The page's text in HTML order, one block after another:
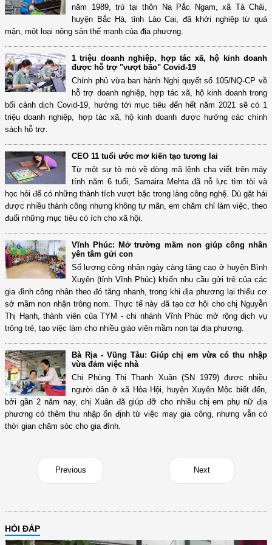
năm 1989, trú tại thôn Na Pắc Ngam, xã Tà Chải,
huyện Bắc Hà, tỉnh Lào Cai, đã khởi nghiệp từ quả
mận, một loại nông sản thế mạnh của địa phương.
1 triệu doanh nghiệp, hợp tác xã, hộ kinh doanh
được hỗ trợ "vượt bão" Covid-19
Chính phủ vừa ban hành Nghị quyết số 105/NQ-CP về
hỗ trợ doanh nghiệp, hợp tác xã, hộ kinh doanh trong
bối cảnh dịch Covid-19, hướng tới mục tiêu đến hết năm 2021 sẽ có 1
triệu doanh nghiệp, hợp tác xã, hộ kinh doanh được hưởng các chính
sách hỗ trợ.
CEO 11 tuổi ước mơ kiến tạo tương lai
Từ một sự tò mò về dòng mã lệnh cha viết trên máy
tính năm 6 tuổi, Samaira Mehta đã nỗ lực tìm tòi và
học hỏi để có những thành tích vượt bậc trong làng công nghệ. Dù gặt hái
được nhiều thành công nhưng không tự mãn, em chăm chỉ làm việc, theo
đuổi những mục tiêu có ích cho xã hội.
Vĩnh Phúc: Mở trường mầm non giúp công nhân
yên tâm gửi con
Số lượng công nhân ngày càng tăng cao ở huyện Bình
Xuyên (tỉnh Vĩnh Phúc) khiến nhu cầu gửi trẻ của các
gia đình công nhân theo đó tăng nhanh, trong khi địa phương lại thiếu cơ
sở mầm non nhận trông nom. Thực tế này đã tạo cơ hội cho chị Nguyễn
Thị Hạnh, thành viên của TYM - chi nhánh Vĩnh Phúc mở rộng dịch vụ
trông trẻ, tạo việc làm cho nhiều giáo viên mầm non tại địa phương.
Bà Rịa - Vũng Tàu: Giúp chị em vừa có thu nhập
vừa đảm việc nhà
Chị Phùng Thị Thanh Xuân (SN 1979) được nhiều
người dân ở xã Hòa Hội, huyện Xuyên Mộc biết đến,
bởi gần 2 năm nay, chị Xuân đã giúp đỡ cho nhiều chị em phụ nữ địa
phương có thêm thu nhập ổn định từ việc may gia công, nhưng vẫn có
thời gian chăm sóc cho gia đình.
Previous Next
HỎI ĐÁP